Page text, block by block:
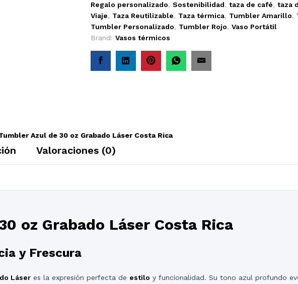
Regalo personalizado, Sostenibilidad, taza de café, taza
Viaje, Taza Reutilizable, Taza térmica, Tumbler Amarillo,
Tumbler Personalizado, Tumbler Rojo, Vaso Portátil
Brand: Vasos térmicos
Azul de 30 oz Grabado Láser Costa Rica
Valoraciones (0)
oz Grabado Láser Costa Rica
y Frescura
Láser es la expresión perfecta de estilo y funcionalidad. Su tono azul profundo